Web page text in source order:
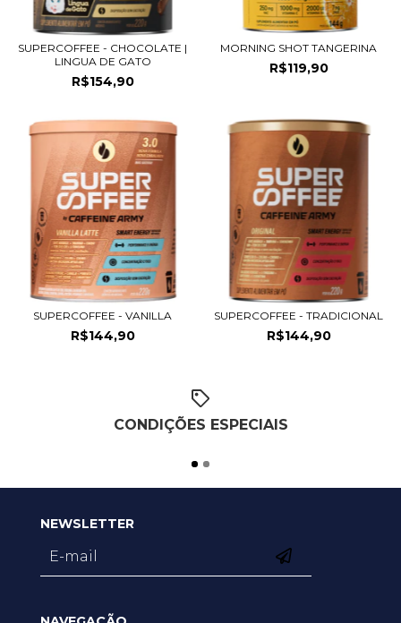
SUPERCOFFEE - CHOCOLATE |
LINGUA DE GATO
R$154,90
MORNING SHOT TANGERINA
R$119,90
SUPERCOFFEE - VANILLA
R$144,90
SUPERCOFFEE - TRADICIONAL
R$144,90
CONDIÇÕES ESPECIAIS
NEWSLETTER